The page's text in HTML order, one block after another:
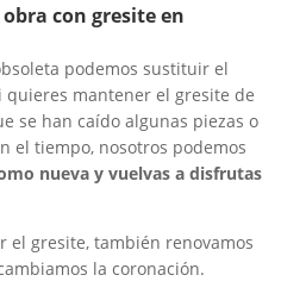
con gresite en
podemos sustituir el
mantener el gresite de
se han caído algunas piezas o
el tiempo, nosotros podemos
nueva y vuelvas a disfrutas
el gresite, también renovamos
la coronación.